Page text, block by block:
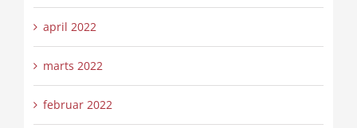
april 2022
marts 2022
februar 2022